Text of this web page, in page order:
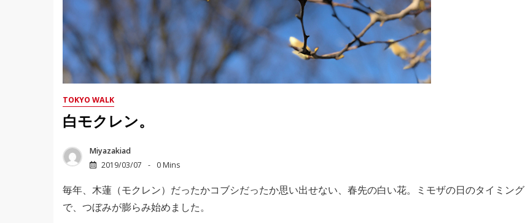
TOKYO WALK
白モクレン。
Miyazakiad
2019/03/07
0 Mins
毎年、木蓮（モクレン）だったかコブシだったか思い出せない、春先の白い花。ミモザの日のタイミング
で、つぼみが膨らみ始めました。